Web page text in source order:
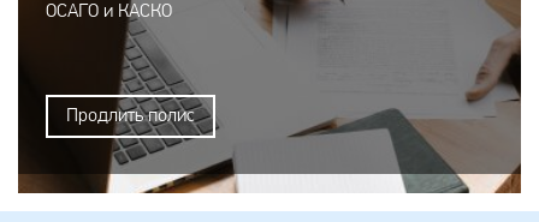
ОСАГО и КАСКО
Продлить полис